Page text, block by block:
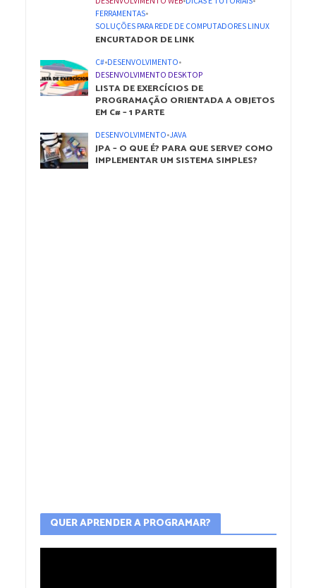
FERRAMENTAS•
SOLUÇÕES PARA REDE DE COMPUTADORES LINUX
ENCURTADOR DE LINK
C#•DESENVOLVIMENTO•
DESENVOLVIMENTO DESKTOP
LISTA DE EXERCÍCIOS DE
PROGRAMAÇÃO ORIENTADA A OBJETOS
EM C# – 1 PARTE
DESENVOLVIMENTO•JAVA
JPA – O QUE É? PARA QUE SERVE? COMO
IMPLEMENTAR UM SISTEMA SIMPLES?
QUER APRENDER A PROGRAMAR?